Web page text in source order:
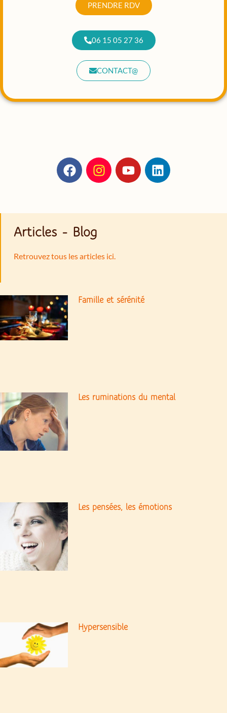
PRENDRE RDV
06 15 05 27 36
CONTACT@
Articles - Blog
Retrouvez tous les articles ici.
Famille et sérénité
Les ruminations du mental
Les pensées, les émotions
Hypersensible